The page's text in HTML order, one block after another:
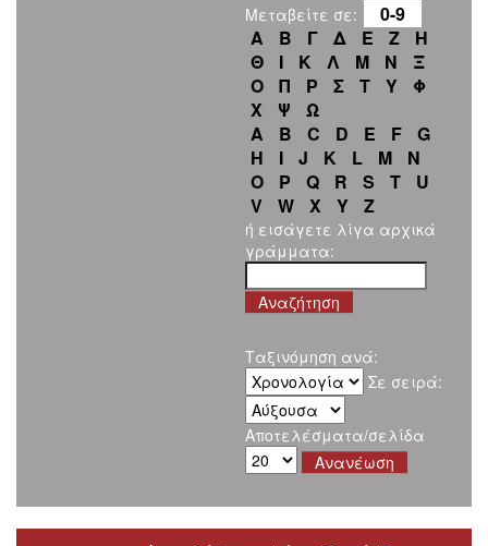
Μεταβείτε σε:
0-9
Α
Β Γ Δ Ε Ζ
Η
Θ
Ι Κ Λ Μ Ν
Ξ
Ο
Π Ρ Σ Τ Υ
Φ
Χ
Ψ
Ω
A
B C D E F
G
H
I J K L M
N
O
P Q R S T
U
V
W X Y Z
ή εισάγετε λίγα αρχικά
γράμματα:
Ταξινόμηση ανά:
Σε σειρά:
Αποτελέσματα/σελίδα